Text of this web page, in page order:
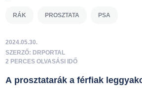
RÁK PROSZTATA PSA
2024.05.30.
SZERZŐ: DRPORTAL
2 PERCES OLVASÁSI IDŐ
A prosztatarák a férfiak